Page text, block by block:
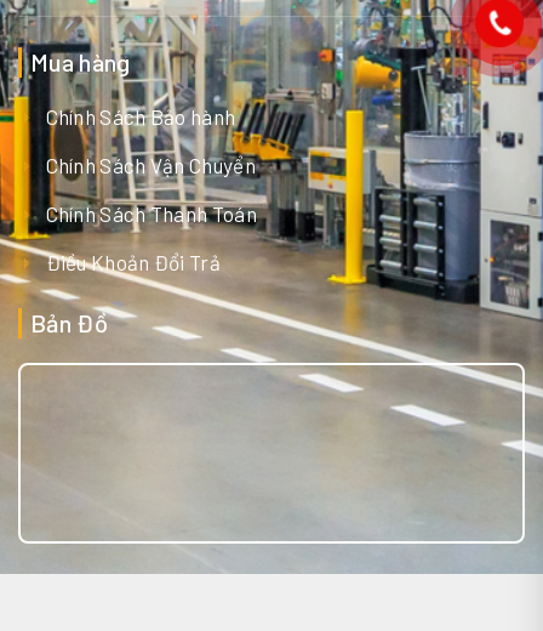
Mua hàng
Chính Sách Bảo hành
Chính Sách Vận Chuyển
Chính Sách Thanh Toán
Điều Khoản Đổi Trả
Bản Đồ